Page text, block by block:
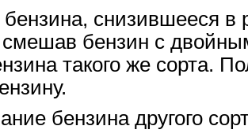
снизившееся в
бензин с
такого же сорта.
бензина другого